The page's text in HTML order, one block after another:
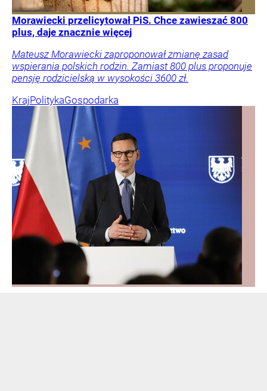
Morawiecki przelicytował PiS. Chce zawieszać 800
plus, daje znacznie więcej
Mateusz Morawiecki zaproponował zmianę zasad
wspierania polskich rodzin. Zamiast 800 plus proponuje
pensję rodzicielską w wysokości 3600 zł.
KrajPolitykaGospodarka